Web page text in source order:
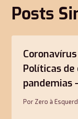
Posts
Políticas
pandemias
Por Zero à